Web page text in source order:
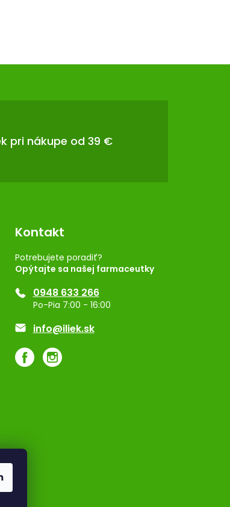
pri nákupe od 39 €
Kontakt
Potrebujete poradiť?
Opýtajte sa našej farmaceutky
0948 633 266
Po-Pia 7:00 - 16:00
info@iliek.sk